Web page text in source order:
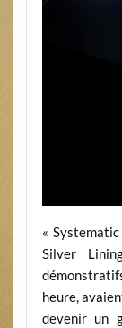
«
Silver
heure,
devenir un